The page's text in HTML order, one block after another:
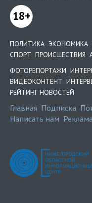
18+
ПОЛИТИКА ЭКОНОМИКА
СПОРТ ПРОИСШЕСТВИЯ
ФОТОРЕПОРТАЖИ
ВИДЕОКОНТЕНТ
РЕЙТИНГ НОВОСТЕЙ
Главная Подписка
Написать нам